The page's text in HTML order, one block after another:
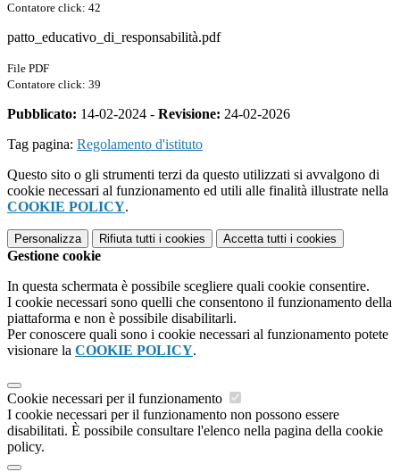
Contatore click: 42
patto_educativo_di_responsabilità.pdf
File PDF
Contatore click: 39
Pubblicato: 14-02-2024 - Revisione: 24-02-2026
Tag pagina: Regolamento d'istituto
Questo sito o gli strumenti terzi da questo utilizzati si avvalgono di
cookie necessari al funzionamento ed utili alle finalità illustrate nella
COOKIE POLICY.
Personalizza Rifiuta tutti i cookies Accetta tutti i cookies
Gestione cookie
In questa schermata è possibile scegliere quali cookie consentire.
I cookie necessari sono quelli che consentono il funzionamento della
piattaforma e non è possibile disabilitarli.
Per conoscere quali sono i cookie necessari al funzionamento potete
visionare la COOKIE POLICY.
Cookie necessari per il funzionamento
I cookie necessari per il funzionamento non possono essere
disabilitati. È possibile consultare l'elenco nella pagina della cookie
policy.